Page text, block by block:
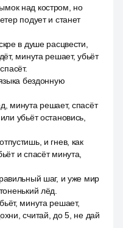
над костром, но
подует и станет
в душе расцвести,
минута решает, убьёт
бездонную
минута решает, спасёт
убьёт остановись,
и гнев, как
и спасёт минута,
шаг, и уже мир
лёд.
минута решает,
считай, до 5, не дай